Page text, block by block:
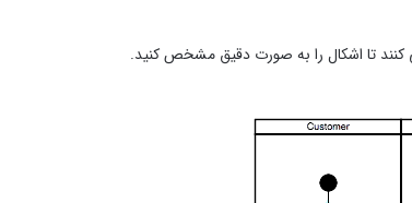
تا اشکال را به صورت دقیق مشخص کنید.